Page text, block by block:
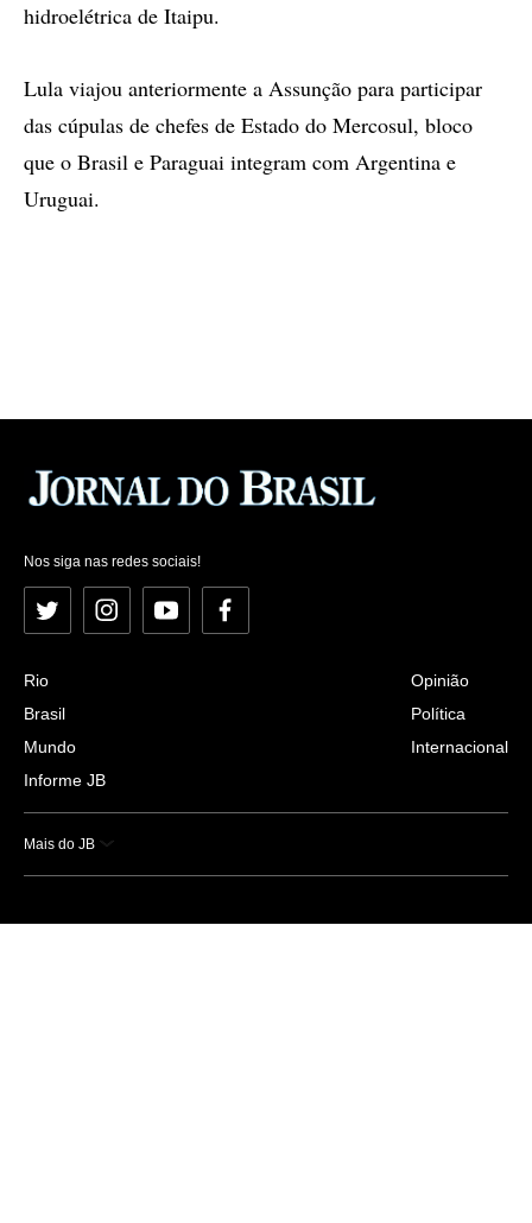
hidroelétrica de Itaipu.
Lula viajou anteriormente a Assunção para participar
das cúpulas de chefes de Estado do Mercosul, bloco
que o Brasil e Paraguai integram com Argentina e
Uruguai.
Nos siga nas redes sociais!
Twitter InstagramYouTubeFacebook
Rio
Brasil
Mundo
Informe JB
Opinião
Política
Internacional
Mais do JB
Esportes